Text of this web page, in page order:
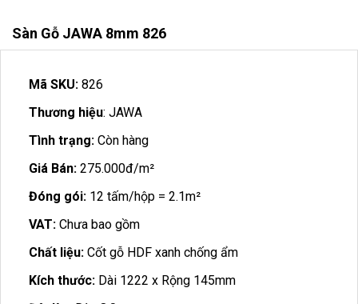
Sàn Gỗ JAWA 8mm 826
Mã SKU: 826
Thương hiệu: JAWA
Tình trạng: Còn hàng
Giá Bán: 275.000đ/m²
Đóng gói: 12 tấm/hộp = 2.1m²
VAT: Chưa bao gồm
Chất liệu: Cốt gỗ HDF xanh chống ẩm
Kích thước: Dài 1222 x Rộng 145mm